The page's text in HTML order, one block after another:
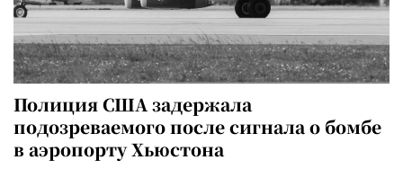
Полиция США задержала
подозреваемого после сигнала о бомбе
в аэропорту Хьюстона